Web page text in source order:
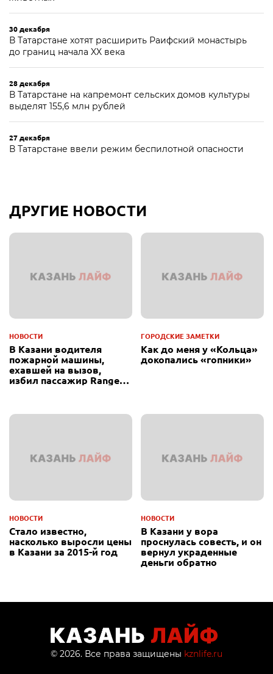
30 декабря
В Татарстане хотят расширить Раифский монастырь
до границ начала XX века
28 декабря
В Татарстане на капремонт сельских домов культуры
выделят 155,6 млн рублей
27 декабря
В Татарстане ввели режим беспилотной опасности
ДРУГИЕ НОВОСТИ
НОВОСТИ
В Казани водителя
пожарной машины,
ехавшей на вызов,
избил пассажир Range
ГОРОДСКИЕ ЗАМЕТКИ
Как до меня у «Кольца»
докопались «гопники»
НОВОСТИ
Стало известно,
насколько выросли цены
в Казани за 2015-й год
НОВОСТИ
В Казани у вора
проснулась совесть, и он
вернул украденные
деньги обратно
© 2026. Все права защищены kznlife.ru